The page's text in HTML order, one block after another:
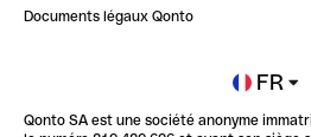
Impact de l'IA sur les carrières/
Newsroom
Glossaire finance
Documents légaux Qonto
FR
Qonto SA est une société anonyme